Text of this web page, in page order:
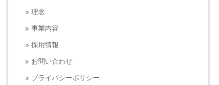
理念
事業内容
採用情報
お問い合わせ
プライバシーポリシー